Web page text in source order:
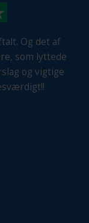
Og det af
som lyttede
og vigtige